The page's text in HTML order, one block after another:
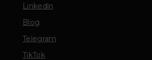
Linkedin
Blog
Telegram
TikTok